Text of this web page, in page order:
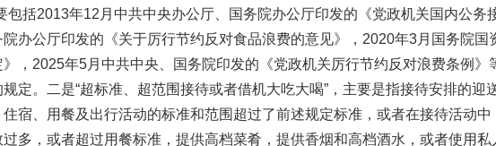
包括2013年12月中共中央办公厅、国务院办公厅印发的《党政机关国内公
院办公厅印发的《关于厉行节约反对食品浪费的意见》，2020年3月国务院
》，2025年5月中共中央、国务院印发的《党政机关厉行节约反对浪费条例
定。二是“超标准、超范围接待或者借机大吃大喝”，主要是指接待安排的迎
住宿、用餐及出行活动的标准和范围超过了前述规定标准，或者在接待活动
过多，或者超过用餐标准，提供高档菜肴，提供香烟和高档酒水，或者使用